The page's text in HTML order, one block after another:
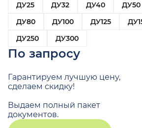
ДУ25
ДУ32 ДУ40 ДУ50
ДУ80
ДУ100 ДУ125
ДУ250
ДУ300
По запросу
Гарантируем лучшую цену,
сделаем скидку!
Выдаем полный пакет
документов.